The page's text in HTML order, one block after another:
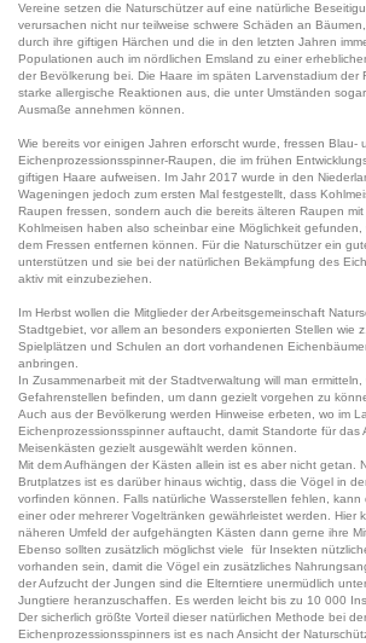
Vereine setzen die Naturschützer auf eine natürliche
verursachen nicht nur teilweise schwere Schäden an
durch ihre giftigen Härchen und die in den letzten Jahren
Populationen auch im nördlichen Emsland zu einer
der Bevölkerung bei. Die Haare im späten Larvenstadium
starke allergische Reaktionen aus, die unter Umständen
Ausmaße annehmen können.
Wie bereits vor einigen Jahren erforscht wurde, fressen Blau-
Eichenprozessionsspinner-Raupen, die im frühen
giftigen Haare aufweisen. Im Jahr 2017 wurde in den
Wageningen jedoch zum ersten Mal festgestellt, dass
Raupen fressen, sondern auch die bereits älteren Raupen
Kohlmeisen haben also scheinbar eine Möglichkeit
dem Fressen entfernen können. Für die Naturschützer ein
unterstützen und sie bei der natürlichen Bekämpfung des
aktiv mit einzubeziehen.
Im Herbst wollen die Mitglieder der Arbeitsgemeinschaft
Stadtgebiet, vor allem an besonders exponierten Stellen wie
Spielplätzen und Schulen an dort vorhandenen
anbringen.
In Zusammenarbeit mit der Stadtverwaltung will man
Gefahrenstellen befinden, um dann gezielt vorgehen zu
Auch aus der Bevölkerung werden Hinweise erbeten, wo im
Eichenprozessionsspinner auftaucht, damit Standorte für das
Meisenkästen gezielt ausgewählt werden können.
Mit dem Aufhängen der Kästen allein ist es aber nicht getan.
Brutplatzes ist es darüber hinaus wichtig, dass die Vögel in
vorfinden können. Falls natürliche Wasserstellen fehlen, kann
einer oder mehrerer Vogeltränken gewährleistet werden. Hier
näheren Umfeld der aufgehängten Kästen dann gerne ihre
Ebenso sollten zusätzlich möglichst viele für Insekten
vorhanden sein, damit die Vögel ein zusätzliches
der Aufzucht der Jungen sind die Elterntiere unermüdlich
Jungtiere heranzuschaffen. Es werden leicht bis zu 10 000
Der sicherlich größte Vorteil dieser natürlichen Methode bei
Eichenprozessionsspinners ist es nach Ansicht der